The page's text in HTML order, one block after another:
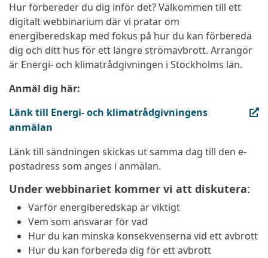
Hur förbereder du dig inför det? Välkommen till ett
digitalt webbinarium där vi pratar om
energiberedskap med fokus på hur du kan förbereda
dig och ditt hus för ett längre strömavbrott. Arrangör
är Energi- och klimatrådgivningen i Stockholms län.
Anmäl dig här:
Länk till Energi- och klimatrådgivningens
anmälan
(extern länk, öppnas i ny flik)
Länk till sändningen skickas ut samma dag till den e-
postadress som anges i anmälan.
Under webbinariet kommer vi att diskutera:
Varför energiberedskap är viktigt
Vem som ansvarar för vad
Hur du kan minska konsekvenserna vid ett avbrott
Hur du kan förbereda dig för ett avbrott